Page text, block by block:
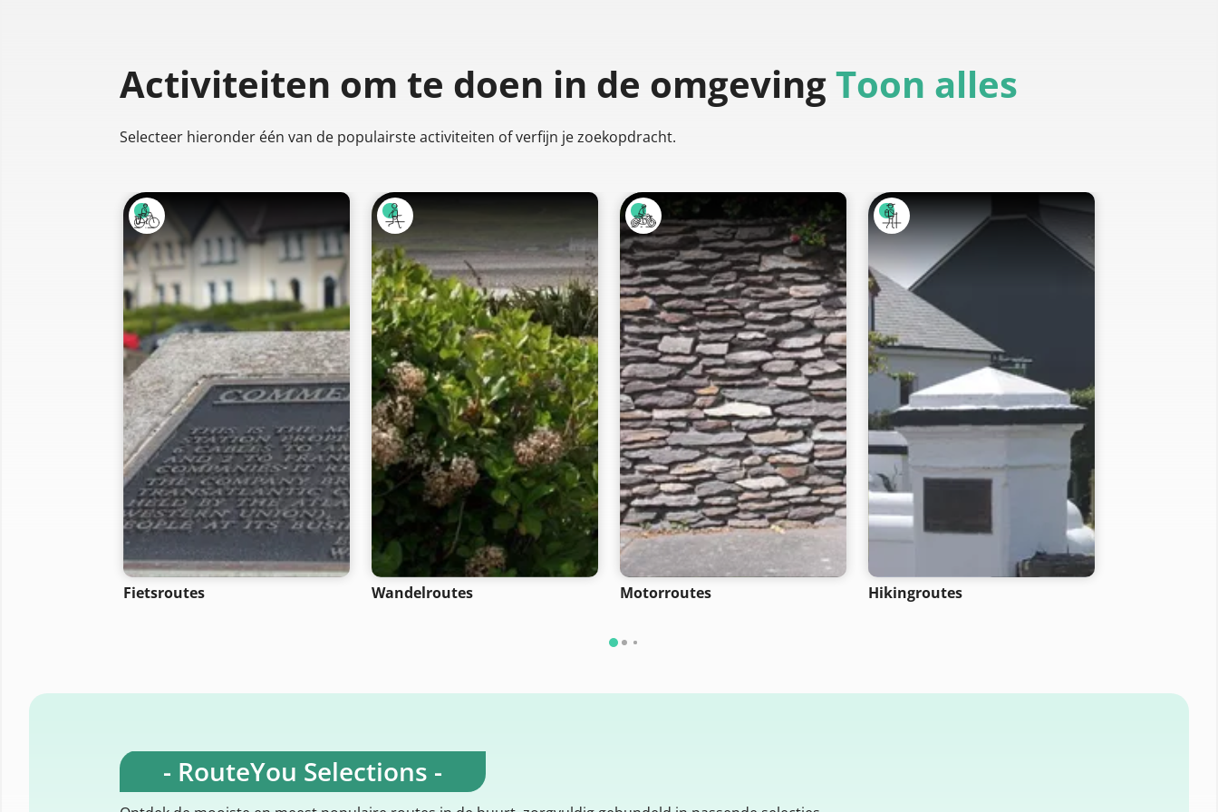
Activiteiten om te doen in de omgevingToon alles
Selecteer hieronder één van de populairste activiteiten of verfijn je zoekopdracht.
Fietsroutes Wandelroutes Motorroutes Hikingroutes
- RouteYou Selections -